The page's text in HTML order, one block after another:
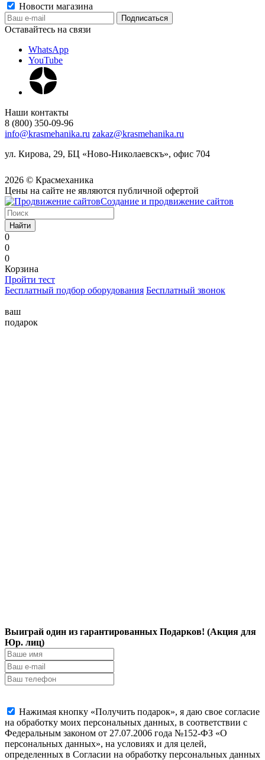
Новости магазина
Оставайтесь на связи
WhatsApp
YouTube
Наши контакты
8 (800) 350-09-96
info@krasmehanika.ru zakaz@krasmehanika.ru
ул. Кирова, 29, БЦ «Ново-Николаевскъ», офис 704
2026 © Красмеханика
Цены на сайте не являются публичной офертой
Создание и продвижение сайтов
Найти
0
0
0
Корзина
Пройти тест
Бесплатный подбор оборудования Бесплатный звонок
ваш
подарок
Выиграй один из гарантированных Подарков! (Акция для
Юр. лиц)
Нажимая кнопку «Получить подарок», я даю свое согласие
на обработку моих персональных данных, в соответствии с
Федеральным законом от 27.07.2006 года №152-ФЗ «О
персональных данных», на условиях и для целей,
определенных в Согласии на обработку персональных данных